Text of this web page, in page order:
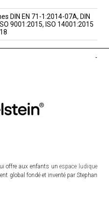
DIN EN 71-1:2014-07A, DIN
9001:2015, ISO 14001:2015
-
offre aux enfants unespace ludique
global fondé et inventé par Stephan